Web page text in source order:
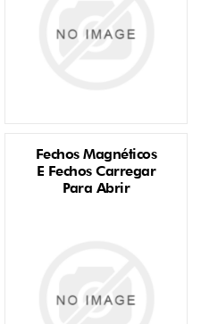
Fechos Magnéticos
E Fechos Carregar
Para Abrir